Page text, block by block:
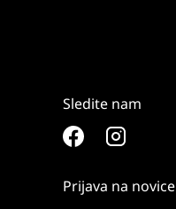
Sledite nam
Prijava na novice